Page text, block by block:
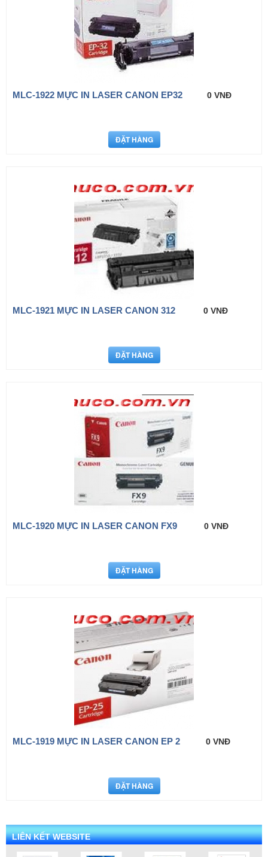
MLC-1922 MỰC IN LASER CANON EP32 0 VNĐ
MLC-1921 MỰC IN LASER CANON 312 0 VNĐ
MLC-1920 MỰC IN LASER CANON FX9 0 VNĐ
MLC-1919 MỰC IN LASER CANON EP 2 0 VNĐ
LIÊN KẾT WEBSITE